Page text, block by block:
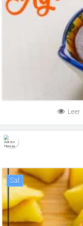
Leer
sal